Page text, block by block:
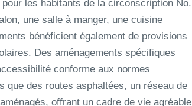
les habitants de la circonscription No.
une salle à manger, une cuisine
bénéficient également de provisions
Des aménagements spécifiques
conforme aux normes
que des routes asphaltées, un réseau de
offrant un cadre de vie agréable